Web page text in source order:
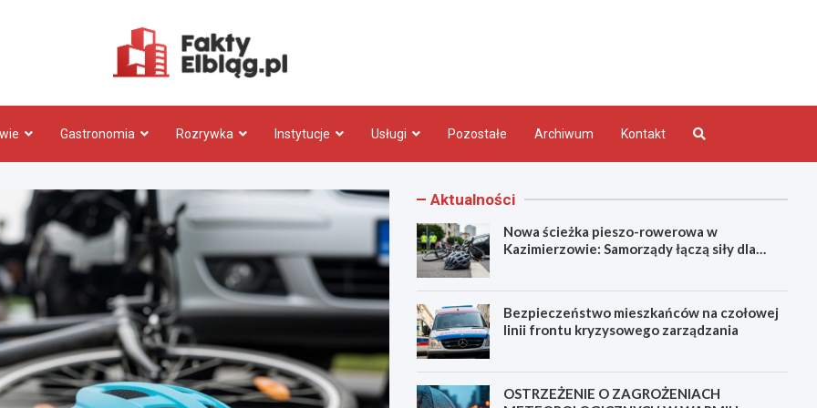
Gastronomia Rozrywka Instytucje Usługi Pozostałe Archiwum Kontakt
Aktualności
Nowa ścieżka pieszo-rowerowa w
Kazimierzowie: Samorządy łączą siły dla
Bezpieczeństwo mieszkańców na czołowej
linii frontu kryzysowego zarządzania
OSTRZEŻENIE O ZAGROŻENIACH